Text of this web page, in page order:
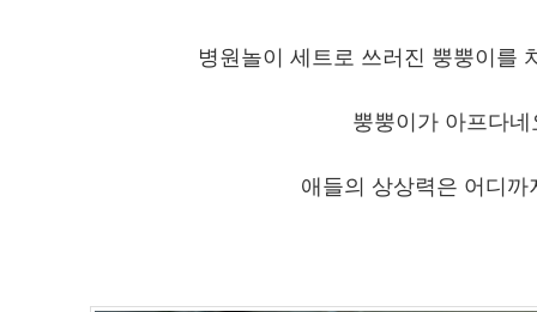
병원놀이 세트로 쓰러진 뿡뿡이를
뿡뿡이가 아프다네
애들의 상상력은 어디까